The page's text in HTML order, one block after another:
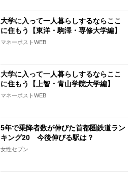
大学に入って一人暮らしするならここ
に住もう【東洋・駒澤・専修大学編】
マネーポストWEB
大学に入って一人暮らしするならここ
に住もう【上智・青山学院大学編】
マネーポストWEB
5年で乗降者数が伸びた首都圏鉄道ラン
キング20 今後伸びる駅は？
女性セブン